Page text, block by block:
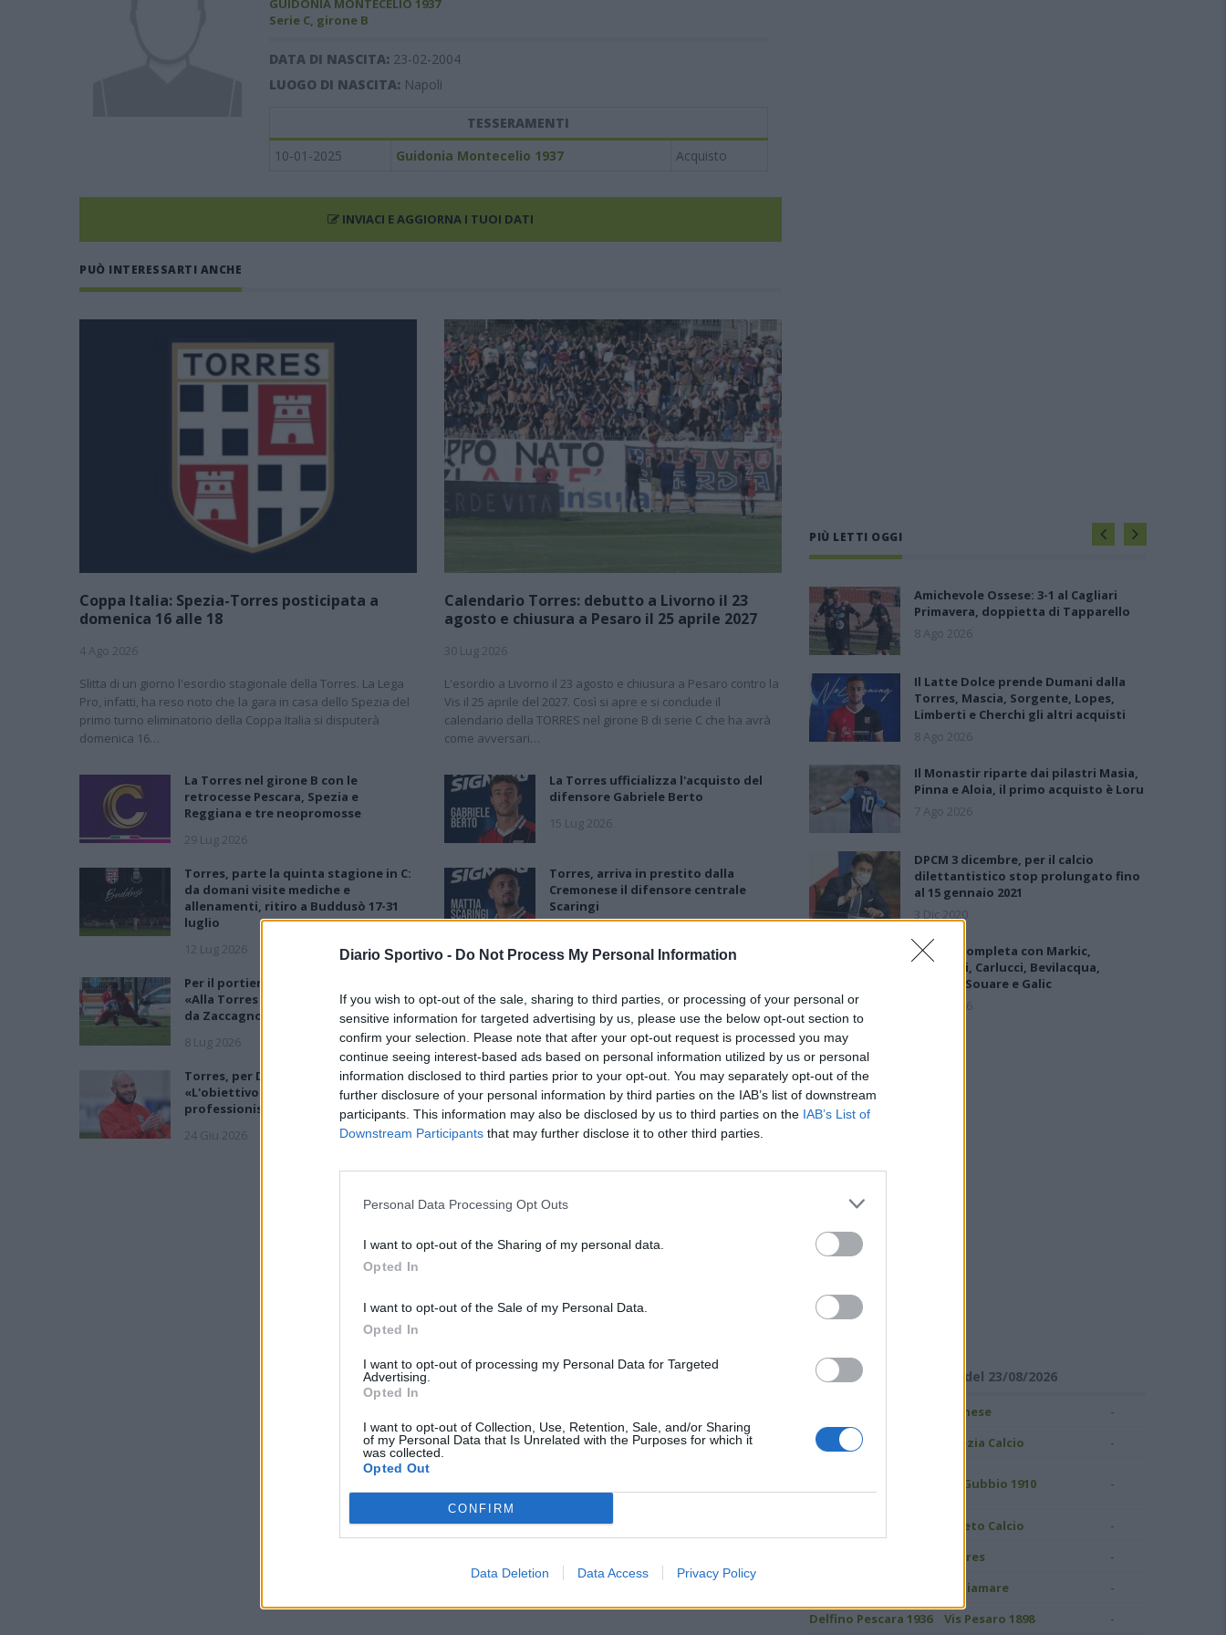
Diario Sportivo - Do Not Process My Personal Information
If you wish to opt-out of the sale, sharing to third parties, or processing of your personal or
sensitive information for targeted advertising by us, please use the below opt-out section to
confirm your selection. Please note that after your opt-out request is processed you may
continue seeing interest-based ads based on personal information utilized by us or personal
information disclosed to third parties prior to your opt-out. You may separately opt-out of the
further disclosure of your personal information by third parties on the IAB’s list of downstream
participants. This information may also be disclosed by us to third parties on the IAB’s List of
Downstream Participants that may further disclose it to other third parties.
Personal Data Processing Opt Outs
I want to opt-out of the Sharing of my personal data.
Opted In
I want to opt-out of the Sale of my Personal Data.
Opted In
I want to opt-out of processing my Personal Data for Targeted
Advertising.
Opted In
I want to opt-out of Collection, Use, Retention, Sale, and/or Sharing
of my Personal Data that Is Unrelated with the Purposes for which it
was collected.
Opted Out
CONFIRM
Data Deletion Data Access Privacy Policy
GUIDONIA MONTECELIO 1937
Serie C, girone B
DATA DI NASCITA: 23-02-2004
LUOGO DI NASCITA: Napoli
TESSERAMENTI
10-01-2025
Guidonia Montecelio 1937 Acquisto
INVIACI E AGGIORNA I TUOI DATI
PUÒ INTERESSARTI ANCHE
Coppa Italia: Spezia-Torres posticipata a
domenica 16 alle 18
4 Ago 2026
Slitta di un giorno l'esordio stagionale della Torres. La Lega
Pro, infatti, ha reso noto che la gara in casa dello Spezia del
primo turno eliminatorio della Coppa Italia si disputerà
domenica 16…
Calendario Torres: debutto a Livorno il 23
agosto e chiusura a Pesaro il 25 aprile 2027
30 Lug 2026
L'esordio a Livorno il 23 agosto e chiusura a Pesaro contro la
Vis il 25 aprile del 2027. Così si apre e si conclude il
calendario della TORRES nel girone B di serie C che ha avrà
come avversari…
La Torres nel girone B con le
retrocesse Pescara, Spezia e
Reggiana e tre neopromosse
29 Lug 2026
La Torres ufficializza l'acquisto del
difensore Gabriele Berto
15 Lug 2026
Torres, parte la quinta stagione in C:
da domani visite mediche e
allenamenti, ritiro a Buddusò 17-31
luglio
12 Lug 2026
Torres, arriva in prestito dalla
Cremonese il difensore centrale
Scaringi
Per il portiere Tirelli un nuovo step:
«Alla Torres per crescere e imparare
da Zaccagno»
8 Lug 2026
Pennington firma un biennale
7 Lug 2026
Torres, per Demartis è Primavera:
«L'obiettivo è far diventare
professionisti i nostri giovani»
24 Giu 2026
Torres, Greco confermato e
contratto fino al 2028: «Ha
dimostrato attaccamento e valori
PIÙ LETTI OGGI
Amichevole Ossese: 3-1 al Cagliari
Primavera, doppietta di Tapparello
8 Ago 2026
Il Latte Dolce prende Dumani dalla
Torres, Mascia, Sorgente, Lopes,
Limberti e Cherchi gli altri acquisti
8 Ago 2026
Il Monastir riparte dai pilastri Masia,
Pinna e Aloia, il primo acquisto è Loru
7 Ago 2026
DPCM 3 dicembre, per il calcio
dilettantistico stop prolungato fino
al 15 gennaio 2021
3 Dic 2020
L'Ilva si completa con Markic,
Contucci, Carlucci, Bevilacqua,
Solinas, Souare e Galic
7 Ago 2026
Girone B - Giornata 1 del 23/08/2026
Pianese -
US Grosseto 1912 Spezia Calcio -
1937
AS Gubbio 1910 -
Pineto Calcio -
Torres -
Ostiamare -
Delfino Pescara 1936 Vis Pesaro 1898 -